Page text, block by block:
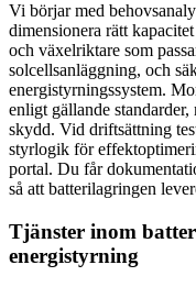
Vi börjar med
dimensionera rätt
och växelriktare som
solcellsanläggning, och
energistyrningssystem.
enligt gällande
skydd. Vid driftsättning
styrlogik för
portal. Du får
så att batterilagringen
Tjänster inom
energistyrning